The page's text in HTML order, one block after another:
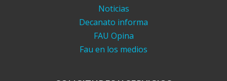
Noticias
Decanato informa
FAU Opina
Fau en los medios